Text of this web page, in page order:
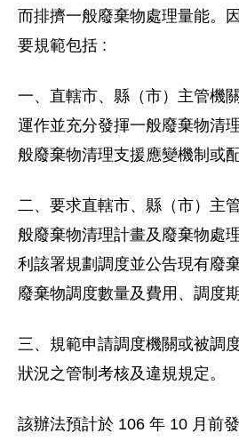
而排擠一般廢棄物處理量能。
要規範包括 :
一、直轄市、縣（市）主管機
運作並充分發揮一般廢棄物清
般廢棄物清理支援應變機制或配
二、要求直轄市、縣（市）主
般廢棄物清理計畫及廢棄物處
利該署規劃調度並公告現有廢
廢棄物調度數量及費用、調度
三、規範申請調度機關或被調
狀況之管制考核及違規規定。
該辦法預計於 106 年 10 月前發